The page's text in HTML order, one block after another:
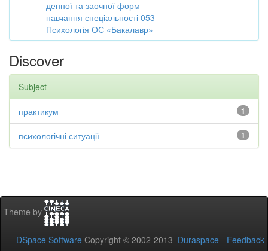
денної та заочної форм
навчання спеціальності 053
Психологія ОС «Бакалавр»
Discover
Subject
1
практикум
1
психологічні ситуації
Theme by
DSpace Software Copyright © 2002-2013 Duraspace - Feedback